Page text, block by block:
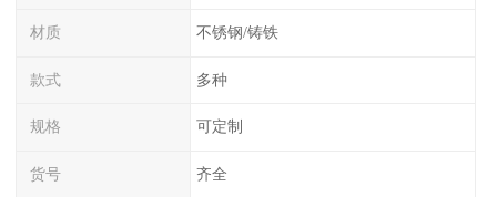
材质 不锈钢/铸铁
款式 多种
规格 可定制
货号 齐全